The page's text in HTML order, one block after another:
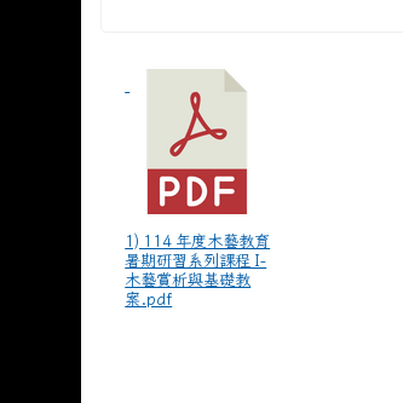
1) 114 年度木藝教育
暑期研習系列課程 I-
木藝賞析與基礎教
案.pdf